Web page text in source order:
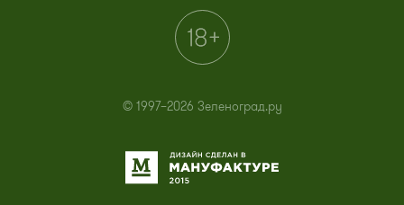
© 1997–2026 Зеленоград.ру